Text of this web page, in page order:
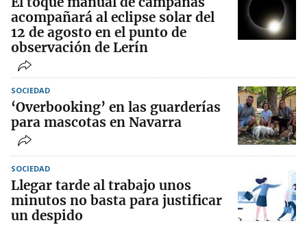
acompañará al eclipse solar del
12 de agosto en el punto de
observación de Lerín
SOCIEDAD
‘Overbooking’ en las guarderías
para mascotas en Navarra
SOCIEDAD
Llegar tarde al trabajo unos
minutos no basta para justificar
un despido